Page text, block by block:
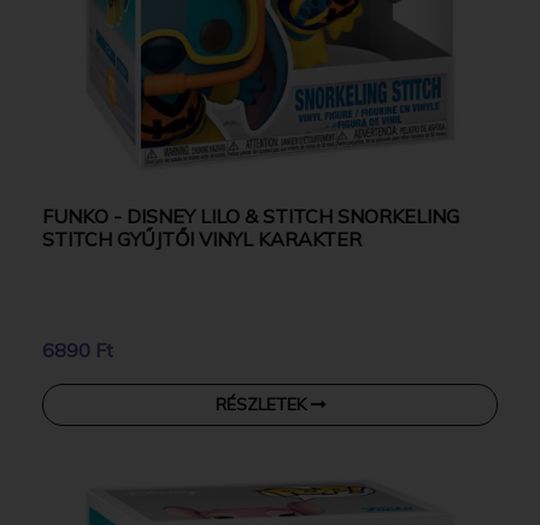
FUNKO - DISNEY LILO & STITCH SNORKELING
STITCH GYŰJTŐI VINYL KARAKTER
6890 Ft
RÉSZLETEK